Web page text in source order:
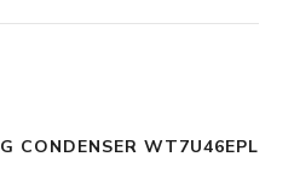
CONDENSER WT7U46EPL